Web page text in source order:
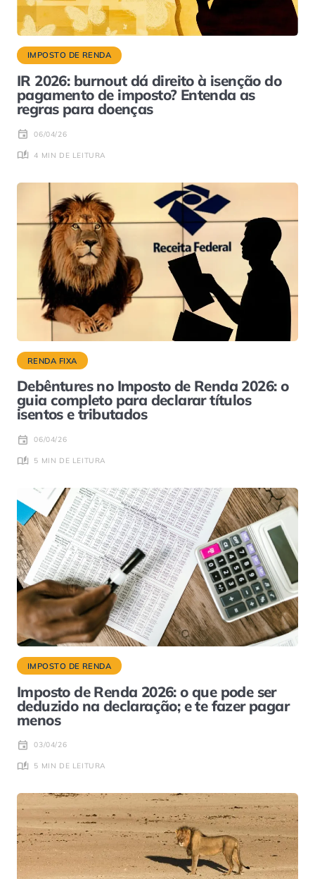
IMPOSTO DE RENDA
IR 2026: burnout dá direito à isenção do
pagamento de imposto? Entenda as
regras para doenças
06/04/26
4 MIN DE LEITURA
RENDA FIXA
Debêntures no Imposto de Renda 2026: o
guia completo para declarar títulos
isentos e tributados
06/04/26
5 MIN DE LEITURA
IMPOSTO DE RENDA
Imposto de Renda 2026: o que pode ser
deduzido na declaração; e te fazer pagar
menos
03/04/26
5 MIN DE LEITURA